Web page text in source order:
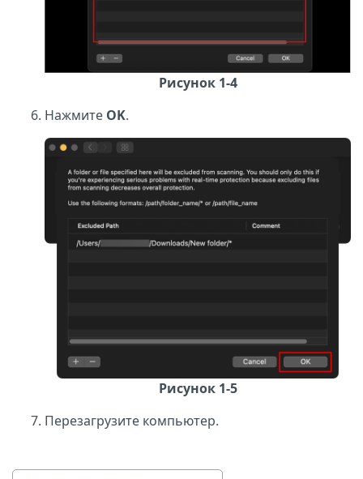
Рисунок 1-4
Нажмите OK.
Рисунок 1-5
Перезагрузите компьютер.